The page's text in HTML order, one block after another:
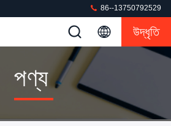
86--13750792529
উদ্ধৃতি
পণ্য